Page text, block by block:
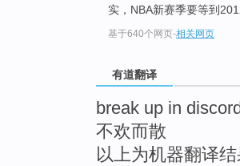
实，NBA新赛季要等到
基于640个网页-相关网页
有道翻译
break up in discord
不欢而散
以上为机器翻译